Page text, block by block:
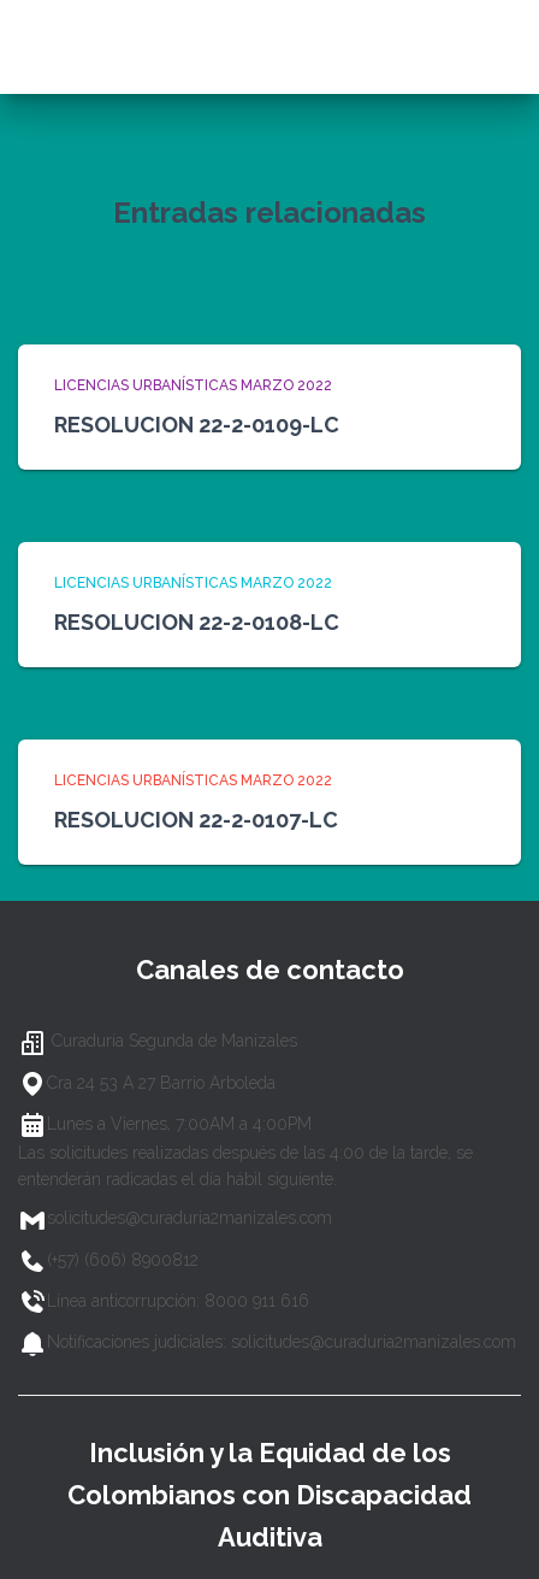
Entradas relacionadas
LICENCIAS URBANÍSTICAS MARZO 2022
RESOLUCION 22-2-0109-LC
LICENCIAS URBANÍSTICAS MARZO 2022
RESOLUCION 22-2-0108-LC
LICENCIAS URBANÍSTICAS MARZO 2022
RESOLUCION 22-2-0107-LC
Canales de contacto
Curaduría Segunda de Manizales
Cra 24 53 A 27 Barrio Arboleda
Lunes a Viernes, 7:00AM a 4:00PM
Las solicitudes realizadas después de las 4:00 de la tarde, se
entenderán radicadas el día hábil siguiente.
solicitudes@curaduria2manizales.com
(+57) (606) 8900812
Línea anticorrupción: 8000 911 616
Notificaciones judiciales: solicitudes@curaduria2manizales.com
Inclusión y la Equidad de los
Colombianos con Discapacidad
Auditiva